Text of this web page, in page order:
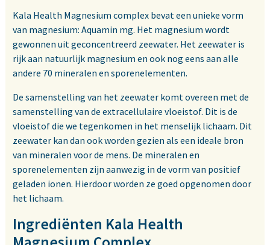
Kala Health Magnesium complex bevat een unieke vorm
van magnesium: Aquamin mg. Het magnesium wordt
gewonnen uit geconcentreerd zeewater. Het zeewater is
rijk aan natuurlijk magnesium en ook nog eens aan alle
andere 70 mineralen en sporenelementen.
De samenstelling van het zeewater komt overeen met de
samenstelling van de extracellulaire vloeistof. Dit is de
vloeistof die we tegenkomen in het menselijk lichaam. Dit
zeewater kan dan ook worden gezien als een ideale bron
van mineralen voor de mens. De mineralen en
sporenelementen zijn aanwezig in de vorm van positief
geladen ionen. Hierdoor worden ze goed opgenomen door
het lichaam.
Ingrediënten Kala Health